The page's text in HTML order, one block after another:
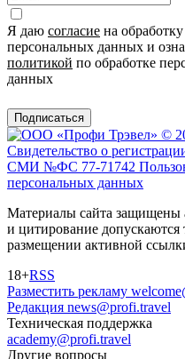
Я даю согласие на обработку
персональных данных и
политикой по обработке
данных
Подписаться
©
Свидетельство о
СМИ №ФС 77-71742
персональных данных
Материалы сайта защищены
и цитирование допускаются
размещении активной
18+RSS
Разместить рекламу
Редакция news@profi.travel
Техническая поддержка
academy@profi.travel
Другие вопросы